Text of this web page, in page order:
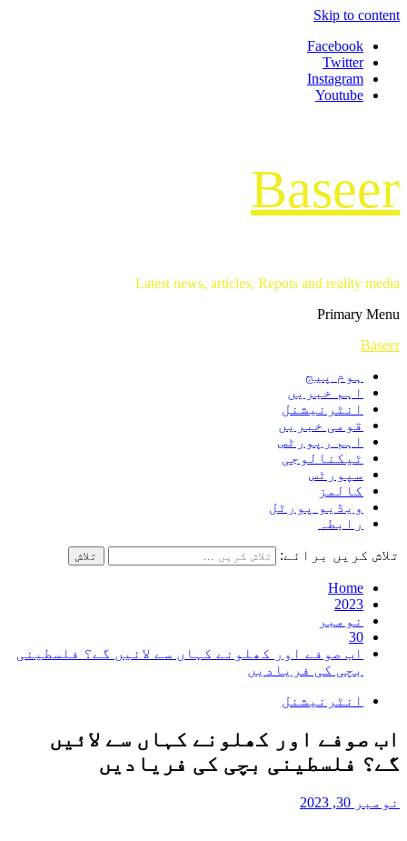
Skip to content
Facebook
Twitter
Instagram
Youtube
Baseer
Latest news, articles, Repots and reality media
Primary Menu
Baseer
ہوم پیج
اہم خبریں
انٹرنیشنل
قومی خبریں
اہم رپورٹس
ٹیکنالوجی
سپورٹس
کالمز
ویڈیو پورٹل
رابطہ
تلاش کریں برائے:
Home
2023
نومبر
30
اب صوفے اور کھلونے کہاں سے لائیں گے؟ فلسطینی
بچی کی فریادیں
انٹرنیشنل
اب صوفے اور کھلونے کہاں سے لائیں
گے؟ فلسطینی بچی کی فریادیں
نومبر 30, 2023